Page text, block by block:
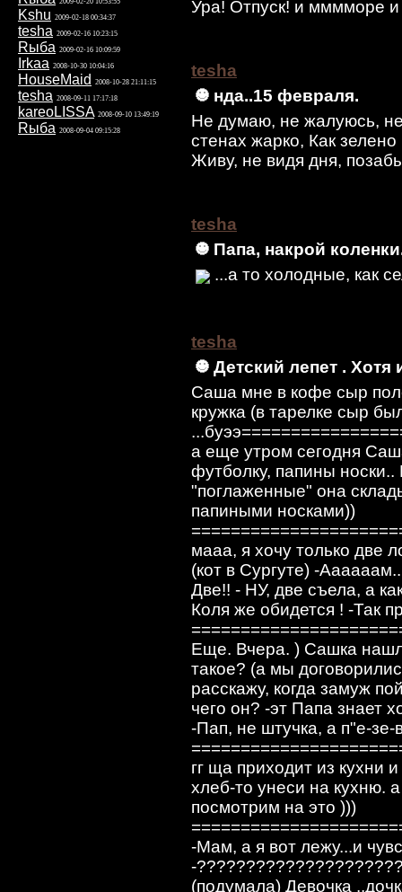
Kshu 2009-02-18 00:34:37
tesha 2009-02-16 10:23:15
Rыба 2009-02-16 10:09:59
Irkaa 2008-10-30 10:04:16
HouseMaid 2008-10-28 21:11:15
tesha 2008-09-11 17:17:18
kareoLISSA 2008-09-10 13:49:19
Rыба 2008-09-04 09:15:28
Ура! Отпуск! и мммморе
tesha
нда..15 февраля.
Не думаю, не жалуюсь,
стенах жарко, Как
Живу, не видя дня,
tesha
Папа, накрой
...а то холодные, как
tesha
Детский лепет . Хотя
Саша мне в кофе сыр
кружка (в тарелке сыр
а еще утром сегодня
футболку, папины
"поглаженные" она
папиными носками))
мааа, я хочу только две
(кот в Сургуте) -
Две!! - НУ, две съела, а
Коля же обидется ! -Так
Еще. Вчера. ) Сашка
такое? (а мы
расскажу, когда замуж
чего он? -эт Папа знает
-Пап, не штучка, а п"е-
гг ща приходит из кухни
хлеб-то унеси на кухню.
посмотрим на это )))
-Мам, а я вот лежу...и
-
(подумала) Девочка